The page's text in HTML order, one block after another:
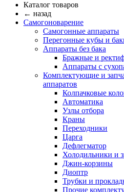
Каталог товаров
← назад
Самогоноварение
Самогонные аппараты
Перегонные кубы и
Аппараты без бака
Бражные и
Аппараты с
Комплектующие и
аппаратов
Колпачковые
Автоматика
Узлы отбора
Краны
Переходники
Царга
Дефлегматор
Холодильники и
Джин-корзины
Диоптр
Трубки и
Прочие